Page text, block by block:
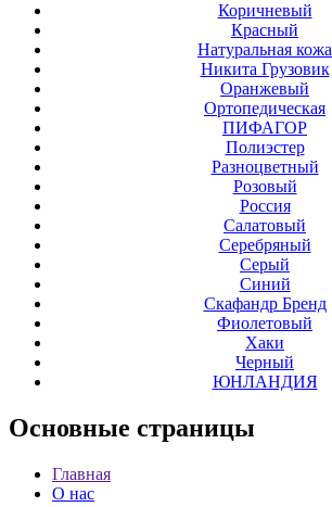
Коричневый
Красный
Натуральная кожа
Никита Грузовик
Оранжевый
Ортопедическая
ПИФАГОР
Полиэстер
Разноцветный
Розовый
Россия
Салатовый
Серебряный
Серый
Синий
Скафандр Бренд
Фиолетовый
Хаки
Черный
ЮНЛАНДИЯ
Основные страницы
Главная
О нас